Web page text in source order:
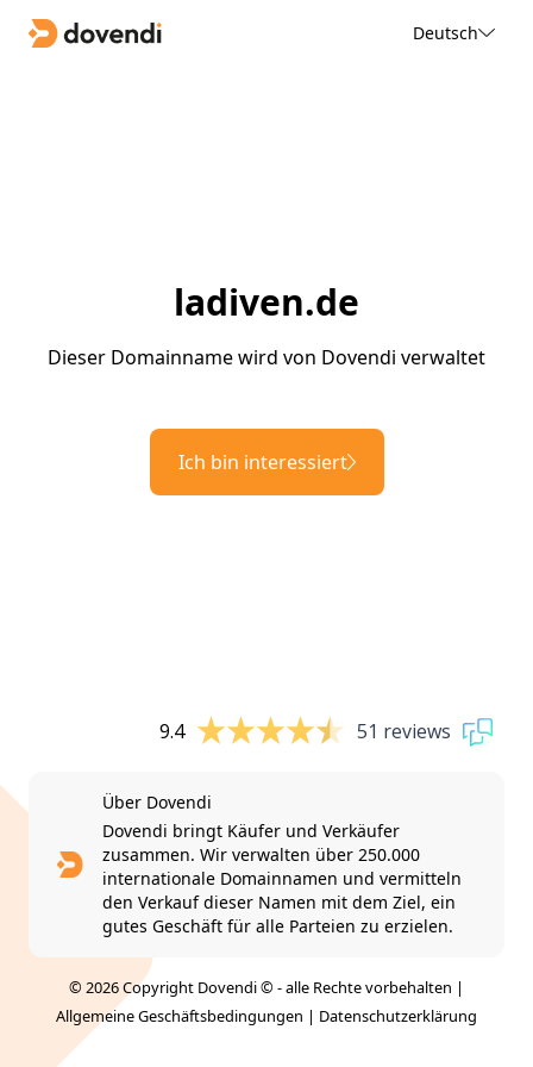
Deutsch
ladiven.de
Dieser Domainname wird von Dovendi verwaltet
Ich bin interessiert
9.4 51 reviews
Über Dovendi
Dovendi bringt Käufer und Verkäufer
zusammen. Wir verwalten über 250.000
internationale Domainnamen und vermitteln
den Verkauf dieser Namen mit dem Ziel, ein
gutes Geschäft für alle Parteien zu erzielen.
© 2026 Copyright Dovendi © - alle Rechte vorbehalten |
Allgemeine Geschäftsbedingungen | Datenschutzerklärung